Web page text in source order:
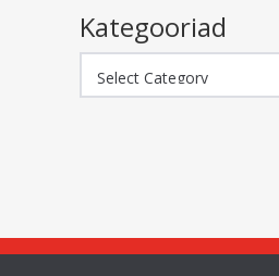
Kategooriad